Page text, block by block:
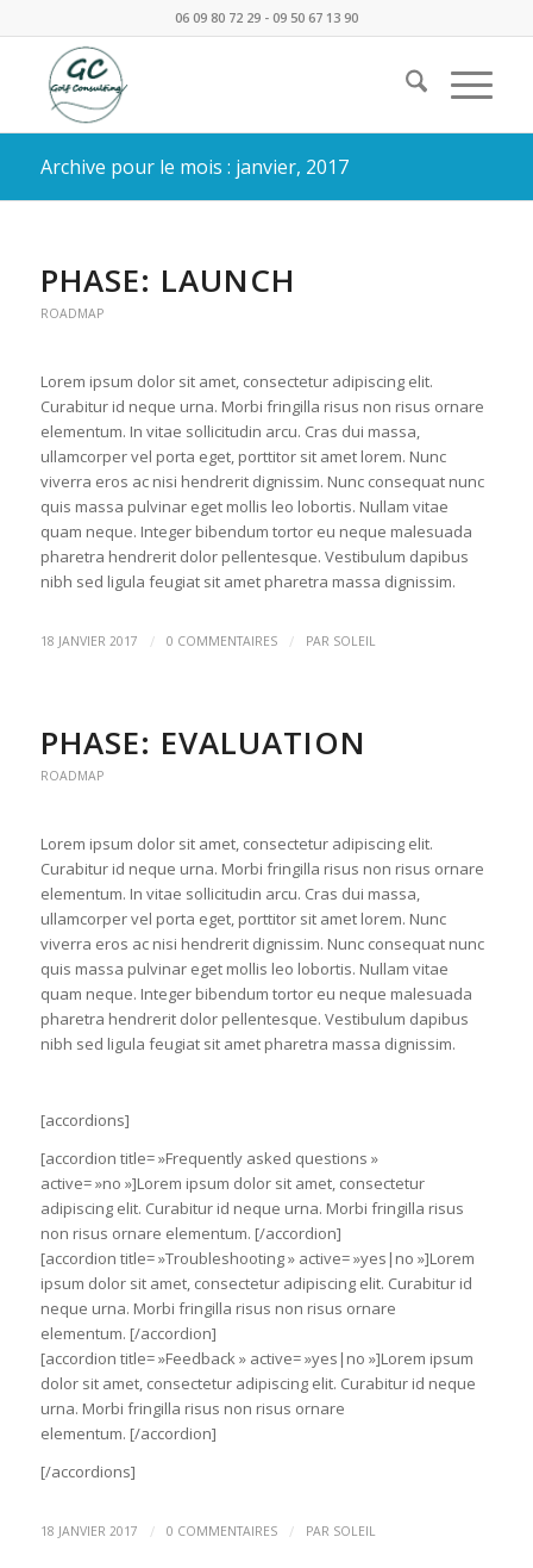
06 09 80 72 29 - 09 50 67 13 90
Archive pour le mois : janvier, 2017
PHASE: LAUNCH
ROADMAP
Lorem ipsum dolor sit amet, consectetur adipiscing elit.
Curabitur id neque urna. Morbi fringilla risus non risus ornare
elementum. In vitae sollicitudin arcu. Cras dui massa,
ullamcorper vel porta eget, porttitor sit amet lorem. Nunc
viverra eros ac nisi hendrerit dignissim. Nunc consequat nunc
quis massa pulvinar eget mollis leo lobortis. Nullam vitae
quam neque. Integer bibendum tortor eu neque malesuada
pharetra hendrerit dolor pellentesque. Vestibulum dapibus
nibh sed ligula feugiat sit amet pharetra massa dignissim.
18 JANVIER 2017 / 0 COMMENTAIRES / PAR SOLEIL
PHASE: EVALUATION
ROADMAP
Lorem ipsum dolor sit amet, consectetur adipiscing elit.
Curabitur id neque urna. Morbi fringilla risus non risus ornare
elementum. In vitae sollicitudin arcu. Cras dui massa,
ullamcorper vel porta eget, porttitor sit amet lorem. Nunc
viverra eros ac nisi hendrerit dignissim. Nunc consequat nunc
quis massa pulvinar eget mollis leo lobortis. Nullam vitae
quam neque. Integer bibendum tortor eu neque malesuada
pharetra hendrerit dolor pellentesque. Vestibulum dapibus
nibh sed ligula feugiat sit amet pharetra massa dignissim.
[accordions]
[accordion title= »Frequently asked questions »
active= »no »]Lorem ipsum dolor sit amet, consectetur
adipiscing elit. Curabitur id neque urna. Morbi fringilla risus
non risus ornare elementum. [/accordion]
[accordion title= »Troubleshooting » active= »yes|no »]Lorem
ipsum dolor sit amet, consectetur adipiscing elit. Curabitur id
neque urna. Morbi fringilla risus non risus ornare
elementum. [/accordion]
[accordion title= »Feedback » active= »yes|no »]Lorem ipsum
dolor sit amet, consectetur adipiscing elit. Curabitur id neque
urna. Morbi fringilla risus non risus ornare
elementum. [/accordion]
[/accordions]
18 JANVIER 2017 / 0 COMMENTAIRES / PAR SOLEIL